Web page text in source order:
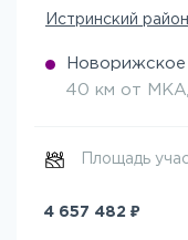
Истринский район
40 км от
Площадь
4 657 482 ₽